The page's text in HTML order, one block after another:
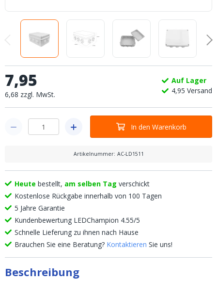
7,95
6,68 zzgl. MwSt.
Auf Lager
4,95 Versand
In den Warenkorb
Artikelnummer: AC-LD1511
Heute bestellt, am selben Tag verschickt
Kostenlose Rückgabe innerhalb von 100 Tagen
5 Jahre Garantie
Kundenbewertung LEDChampion 4.55/5
Schnelle Lieferung zu ihnen nach Hause
Brauchen Sie eine Beratung? Kontaktieren Sie uns!
Beschreibung